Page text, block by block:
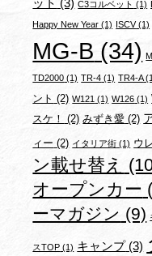
ット (3) C3コルベット (1)
Happy New Year (1) ISCV(1)
MG-B (34)
TD2000 (1) TR-4 (1) TR4-A
ント (2) W121 (1) W126 (1)
スケ！ (2) みずき愛 (2)
ィー (2) イタリア街 (1) ウ
ン載せ替え
オープンカー
ーマガジン (9)
スTOP (1) キャンプ(3)